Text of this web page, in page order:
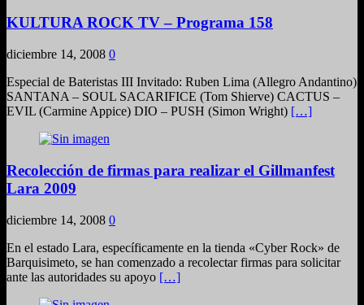
KULTURA ROCK TV – Programa 158
diciembre 14, 2008 0
Especial de Bateristas III Invitado: Ruben Lima (Allegro Andantino)
SANTANA – SOUL SACARIFICE (Tom Shierve) CACTUS –
EVIL (Carmine Appice) DIO – PUSH (Simon Wright) […]
Recolección de firmas para realizar el Gillmanfest
Lara 2009
diciembre 14, 2008 0
En el estado Lara, específicamente en la tienda «Cyber Rock» de
Barquisimeto, se han comenzado a recolectar firmas para solicitar
ante las autoridades su apoyo […]